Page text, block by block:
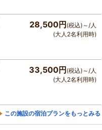
28,500円 (税込)～/人
(大人2名利用時)
33,500円 (税込)～/人
(大人2名利用時)
この施設の宿泊プランをもっとみる